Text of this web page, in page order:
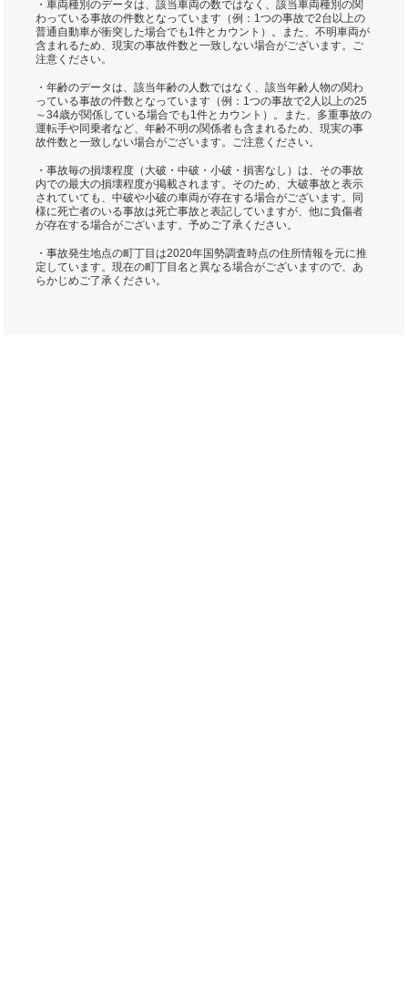
・車両種別のデータは、該当車両の数ではなく、該当車両種別の関
わっている事故の件数となっています（例：1つの事故で2台以上の
普通自動車が衝突した場合でも1件とカウント）。また、不明車両が
含まれるため、現実の事故件数と一致しない場合がございます。ご
注意ください。
・年齢のデータは、該当年齢の人数ではなく、該当年齢人物の関わ
っている事故の件数となっています（例：1つの事故で2人以上の25
～34歳が関係している場合でも1件とカウント）。また、多重事故の
運転手や同乗者など、年齢不明の関係者も含まれるため、現実の事
故件数と一致しない場合がございます。ご注意ください。
・事故毎の損壊程度（大破・中破・小破・損害なし）は、その事故
内での最大の損壊程度が掲載されます。そのため、大破事故と表示
されていても、中破や小破の車両が存在する場合がございます。同
様に死亡者のいる事故は死亡事故と表記していますが、他に負傷者
が存在する場合がございます。予めご了承ください。
・事故発生地点の町丁目は2020年国勢調査時点の住所情報を元に推
定しています。現在の町丁目名と異なる場合がございますので、あ
らかじめご了承ください。